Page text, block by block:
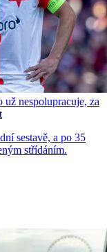
nespolupracuje, za
sestavě, a po 35
střídáním.